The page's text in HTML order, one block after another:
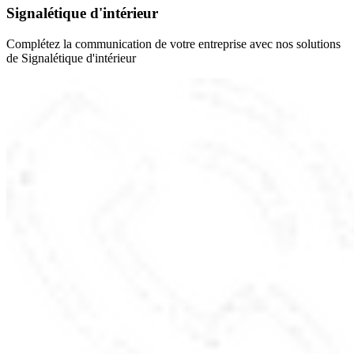
Signalétique d'intérieur
Complétez la communication de votre entreprise avec nos solutions
de Signalétique d'intérieur